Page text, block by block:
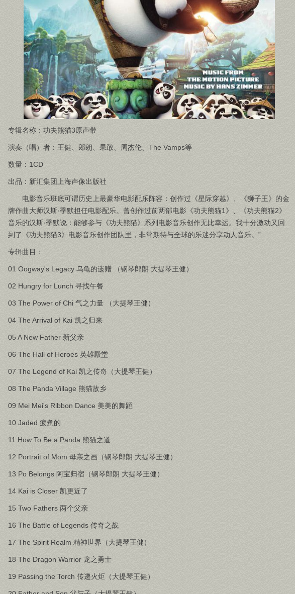
专辑名称：功夫熊猫3原声带
演奏（唱）者：王健、郎朗、果敢、周杰伦、The Vamps等
数量：1CD
出品：新汇集团上海声像出版社
电影音乐班底可谓历史上最豪华电影配乐阵容：创作过《星际穿越》、《狮子王》的金
牌作曲大师汉斯·季默担任电影配乐。曾创作过前两部电影《功夫熊猫1》、《功夫熊猫2》
音乐的汉斯·季默说：能够参与《功夫熊猫》系列电影音乐创作无比幸运。我十分激动又回
到了《功夫熊猫3》电影音乐创作团队里，非常期待与全球的乐迷分享动人音乐。”
专辑曲目：
01 Oogway's Legacy 乌龟的遗赠 （钢琴郎朗 大提琴王健）
02 Hungry for Lunch 寻找午餐
03 The Power of Chi 气之力量 （大提琴王健）
04 The Arrival of Kai 凯之归来
05 A New Father 新父亲
06 The Hall of Heroes 英雄殿堂
07 The Legend of Kai 凯之传奇（大提琴王健）
08 The Panda Village 熊猫故乡
09 Mei Mei's Ribbon Dance 美美的舞蹈
10 Jaded 疲惫的
11 How To Be a Panda 熊猫之道
12 Portrait of Mom 母亲之画（钢琴郎朗 大提琴王健）
13 Po Belongs 阿宝归宿（钢琴郎朗 大提琴王健）
14 Kai is Closer 凯更近了
15 Two Fathers 两个父亲
16 The Battle of Legends 传奇之战
17 The Spirit Realm 精神世界（大提琴王健）
18 The Dragon Warrior 龙之勇士
19 Passing the Torch 传递火炬（大提琴王健）